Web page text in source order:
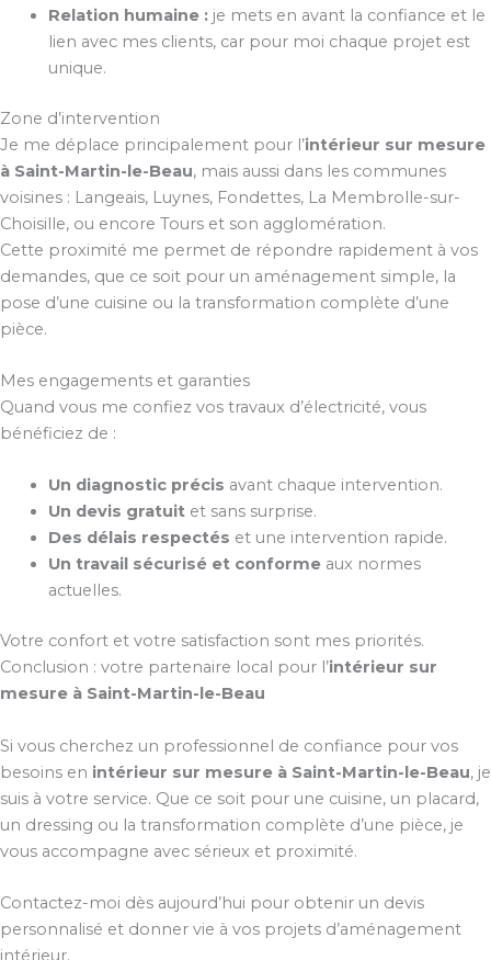
Relation humaine :je mets en avant la confiance et le
lien avec mes clients, car pour moi chaque projet est
unique.
Zone d’intervention
Je me déplace principalement pour l’intérieur sur mesure
à Saint-Martin-le-Beau, mais aussi dans les communes
voisines : Langeais, Luynes, Fondettes, La Membrolle-sur-
Choisille, ou encore Tours et son agglomération.
Cette proximité me permet de répondre rapidement à vos
demandes, que ce soit pour un aménagement simple, la
pose d’une cuisine ou la transformation complète d’une
pièce.
Mes engagements et garanties
Quand vous me confiez vos travaux d’électricité, vous
bénéficiez de :
Un diagnostic précis avant chaque intervention.
Un devis gratuitet sans surprise.
Des délais respectés et une intervention rapide.
Un travail sécurisé et conformeaux normes
actuelles.
Votre confort et votre satisfaction sont mes priorités.
Conclusion : votre partenaire local pour l’intérieur sur
mesure à Saint-Martin-le-Beau
Si vous cherchez un professionnel de confiance pour vos
besoins en intérieur sur mesure à Saint-Martin-le-Beau, je
suis à votre service. Que ce soit pour une cuisine, un placard,
un dressing ou la transformation complète d’une pièce, je
vous accompagne avec sérieux et proximité.
Contactez-moi dès aujourd’hui pour obtenir un devis
personnalisé et donner vie à vos projets d’aménagement
intérieur.